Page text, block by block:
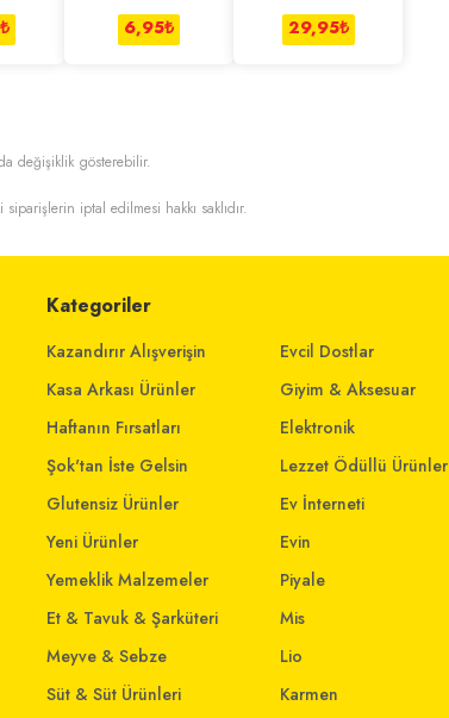
₺
6,95₺
29,95₺
değişiklik gösterebilir.
iptal edilmesi hakkı saklıdır.
Kategoriler
Kazandırır Alışverişin
Kasa Arkası Ürünler
Haftanın Fırsatları
Şok'tan İste Gelsin
Glutensiz Ürünler
Yeni Ürünler
Yemeklik Malzemeler
Et & Tavuk & Şarküteri
Meyve & Sebze
Süt & Süt Ürünleri
Evcil Dostlar
Giyim & Aksesuar
Elektronik
Lezzet Ödüllü Ürünler
Ev İnterneti
Evin
Piyale
Mis
Lio
Karmen